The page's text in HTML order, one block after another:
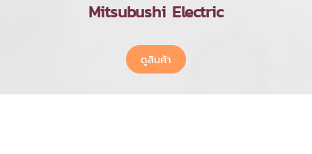
Mitsubushi Electric
ดูสินค้า